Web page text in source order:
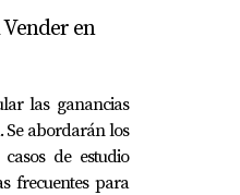
en
las ganancias
Se abordarán los
de estudio
frecuentes para